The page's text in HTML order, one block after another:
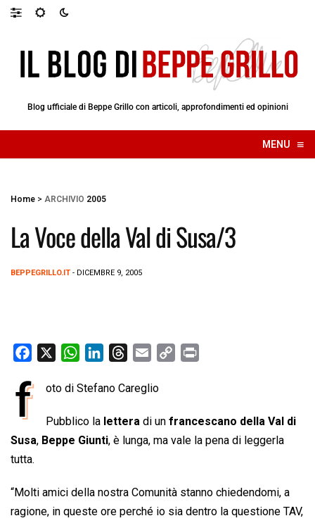
Blog ufficiale di Beppe Grillo con articoli, approfondimenti ed opinioni
MENU ≡
☰
Home > ARCHIVIO 2005
La Voce della Val di Susa/3
BEPPEGRILLO.IT - DICEMBRE 9, 2005
c
o
o
W
a
s
A
n
e
d
r
a
d
a
l
L
i
t
f oto di Stefano Careglio
Pubblico la lettera di un francescano della Val di
Susa, Beppe Giunti, è lunga, ma vale la pena di leggerla
tutta.
“Molti amici della nostra Comunità stanno chiedendomi, a
ragione, in queste ore perché io sia dentro la questione TAV,